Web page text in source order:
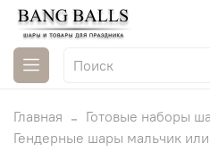
Главная
Готовые наборы
Гендерные шары мальчик